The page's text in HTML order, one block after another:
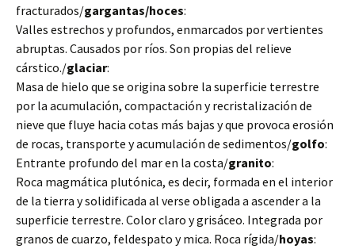
fracturados/gargantas/hoces:
Valles estrechos y profundos, enmarcados por vertientes
abruptas. Causados por ríos. Son propias del relieve
cárstico./glaciar:
Masa de hielo que se origina sobre la superficie terrestre
por la acumulación, compactación y recristalización de
nieve que fluye hacia cotas más bajas y que provoca erosión
de rocas, transporte y acumulación de sedimentos/golfo:
Entrante profundo del mar en la costa/granito:
Roca magmática plutónica, es decir, formada en el interior
de la tierra y solidificada al verse obligada a ascender a la
superficie terrestre. Color claro y grisáceo. Integrada por
granos de cuarzo, feldespato y mica. Roca rígida/hoyas: